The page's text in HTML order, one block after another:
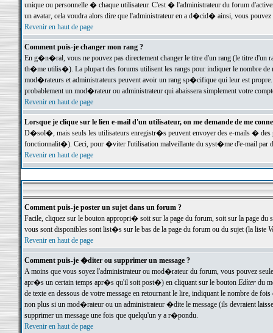
unique ou personnelle � chaque utilisateur. C'est � l'administrateur du forum
un avatar, cela voudra alors dire que l'administrateur en a d�cid� ainsi, vous
Revenir en haut de page
Comment puis-je changer mon rang ?
En g�n�ral, vous ne pouvez pas directement changer le titre d'un rang (le titre d'un
th�me utilis�). La plupart des forums utilisent les rangs pour indiquer le nombre de
mod�rateurs et administrateurs peuvent avoir un rang sp�cifique qui leur est
probablement un mod�rateur ou administrateur qui abaissera simplement votre
Revenir en haut de page
Lorsque je clique sur le lien e-mail d'un utilisateur, on me demande de me
D�sol�, mais seuls les utilisateurs enregistr�s peuvent envoyer des e-mails �
fonctionnalit�). Ceci, pour �viter l'utilisation malveillante du syst�me d'e-mail par
Revenir en haut de page
Comment puis-je poster un sujet dans un forum ?
Facile, cliquez sur le bouton appropri� soit sur la page du forum, soit sur la page du
vous sont disponibles sont list�s sur le bas de la page du forum ou du sujet (la liste
Revenir en haut de page
Comment puis-je �diter ou supprimer un message ?
A moins que vous soyez l'administrateur ou mod�rateur du forum, vous pouvez
apr�s un certain temps apr�s qu'il soit post�) en cliquant sur le bouton Editerdu
de texte en dessous de votre message en retournant le lire, indiquant le nombre
non plus si un mod�rateur ou un administrateur �dite le message (ils devraient
supprimer un message une fois que quelqu'un y a r�pondu.
Revenir en haut de page